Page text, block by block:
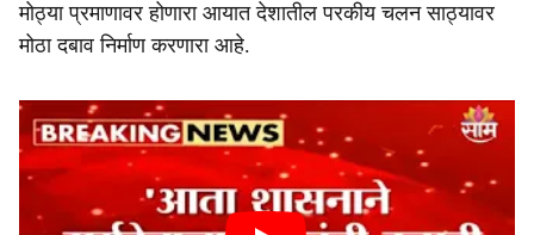
मोठ्या प्रमाणावर होणारा आयात देशातील परकीय चलन साठ्यावर
मोठा दबाव निर्माण करणारा आहे.